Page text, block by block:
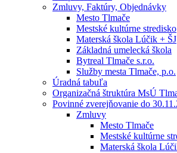
Zmluvy, Faktúry, Objednávky
Mesto Tlmače
Mestské kultúrne stredisko
Materská škola Lúčik + ŠJ
Základná umelecká škola
Bytreal Tlmače s.r.o.
Služby mesta Tlmače, p.o.
Úradná tabuľa
Organizačná štruktúra MsÚ
Povinné zverejňovanie do
Zmluvy
Mesto Tlmače
Mestské kultúrne
Materská škola